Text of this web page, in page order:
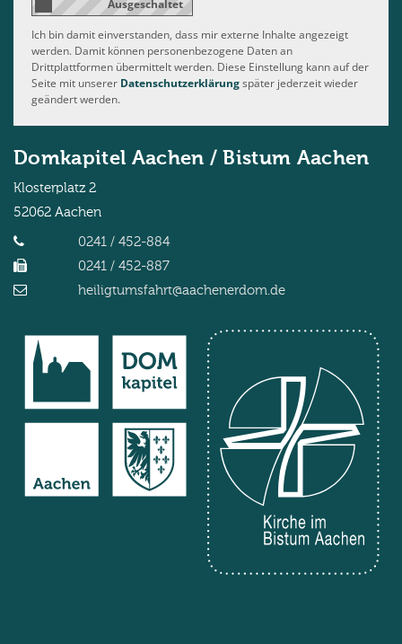
Ich bin damit einverstanden, dass mir externe Inhalte angezeigt
werden. Damit können personenbezogene Daten an
Drittplattformen übermittelt werden. Diese Einstellung kann auf der
Seite mit unserer Datenschutzerklärungspäter jederzeit wieder
geändert werden.
Domkapitel Aachen / Bistum Aachen
Klosterplatz 2
52062 Aachen
0241 / 452-884
0241 / 452-887
heiligtumsfahrt@aachenerdom.de